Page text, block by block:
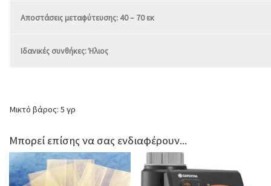
Αποστάσεις μεταφύτευσης: 40 – 70 εκ
Ιδανικές συνθήκες: Ήλιος
Μικτό βάρος: 5 γρ
Μπορεί επίσης να σας ενδιαφέρουν...